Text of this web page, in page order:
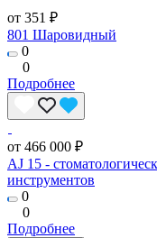
от 351 ₽
801 Шаровидный
0
0
Подробнее
от 466 000 ₽
AJ 15 -
инструментов
0
0
Подробнее